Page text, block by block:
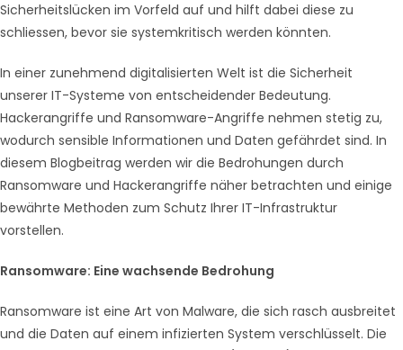
Sicherheitslücken im Vorfeld auf und hilft dabei diese zu
schliessen, bevor sie systemkritisch werden könnten.
In einer zunehmend digitalisierten Welt ist die Sicherheit
unserer IT-Systeme von entscheidender Bedeutung.
Hackerangriffe und Ransomware-Angriffe nehmen stetig zu,
wodurch sensible Informationen und Daten gefährdet sind. In
diesem Blogbeitrag werden wir die Bedrohungen durch
Ransomware und Hackerangriffe näher betrachten und einige
bewährte Methoden zum Schutz Ihrer IT-Infrastruktur
vorstellen.
Ransomware: Eine wachsende Bedrohung
Ransomware ist eine Art von Malware, die sich rasch ausbreitet
und die Daten auf einem infizierten System verschlüsselt. Die